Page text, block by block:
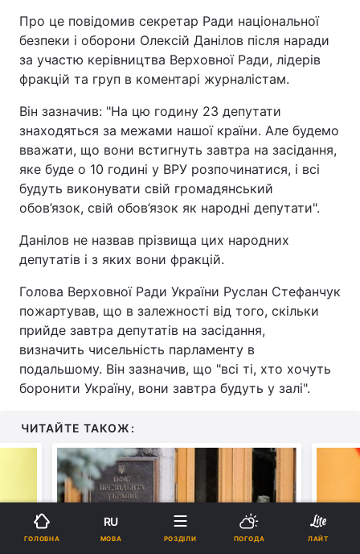
Про це повідомив секретар Ради національної
безпеки і оборони Олексій Данілов після наради
за участю керівництва Верховної Ради, лідерів
фракцій та груп в коментарі журналістам.
Він зазначив: "На цю годину 23 депутати
знаходяться за межами нашої країни. Але будемо
вважати, що вони встигнуть завтра на засідання,
яке буде о 10 годині у ВРУ розпочинатися, і всі
будуть виконувати свій громадянський
обов’язок, свій обов’язок як народні депутати".
Данілов не назвав прізвища цих народних
депутатів і з яких вони фракцій.
Голова Верховної Ради України Руслан Стефанчук
пожартував, що в залежності від того, скільки
прийде завтра депутатів на засідання,
визначить чисельність парламенту в
подальшому. Він зазначив, що "всі ті, хто хочуть
боронити Україну, вони завтра будуть у залі".
ЧИТАЙТЕ ТАКОЖ:
ГОЛОВНА
RU
МОВА РОЗДІЛИ ПОГОДА ЛАЙТ